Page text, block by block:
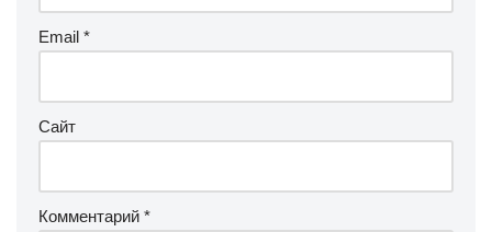
Email *
Сайт
Комментарий *